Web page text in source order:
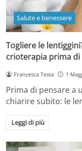
Salute e benessere
Togliere le
crioterapia prima di
Francesca Testa 1
Prima di pensare a
chiarire subito: le
Leggi di più